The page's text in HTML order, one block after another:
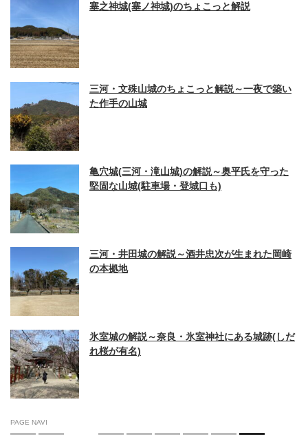
塞之神城(塞ノ神城)のちょこっと解説
三河・文殊山城のちょこっと解説～一夜で築い
た作手の山城
亀穴城(三河・滝山城)の解説～奥平氏を守った
堅固な山城(駐車場・登城口も)
三河・井田城の解説～酒井忠次が生まれた岡崎
の本拠地
氷室城の解説～奈良・氷室神社にある城跡(しだ
れ桜が有名)
PAGE NAVI